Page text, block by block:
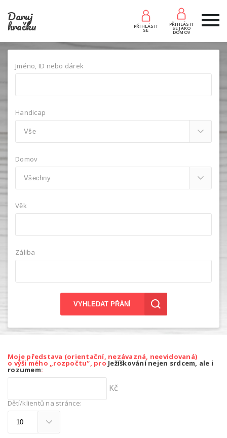
Daruj
hračku PŘIHLÁSIT
SE
PŘIHLÁSIT
SE JAKO
DOMOV
Jméno, ID nebo dárek
Handicap
Domov
Věk
Záliba
VYHLEDAT PŘÁNÍ
Moje představa (orientační, nezávazná, neevidovaná)
o výši mého „rozpočtu“, pro Ježíškování nejen srdcem, ale i
rozumem:
Kč
Dětí/klientů na stránce: